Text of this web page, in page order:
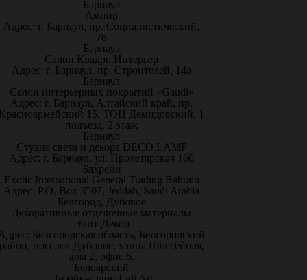
Барнаул
Ампир
Адрес: г. Барнаул, пр. Социалистический,
78
Барнаул
Салон Квадро Интерьер
Адрес: г. Барнаул, пр. Строителей, 14а
Барнаул
Салон интерьерных покрытий «Gaudi»
Адрес: г. Барнаул, Алтайский край, пр.
15, ТОЦ Демидовский, 1
подъезд, 2 этаж
Барнаул
Студия света и декора DECO LAMP
Адрес: г. Барнаул, ул. Пролетарская 160
Бахрейн
Exotic International General Trading Bahrain
Адрес: P.O. Box 3507, Jeddah, Saudi Arabia
Белгород, Дубовое
Декоративные отделочные материалы
Элит-Декор
Белгородская область, Белгородский
посёлок Дубовое, улица Шоссейная,
дом 2, офис 6.
Белоярский